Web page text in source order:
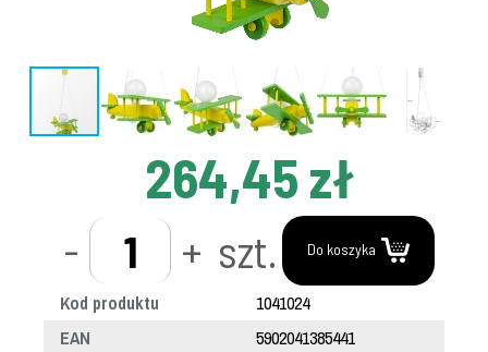
264,45 zł
- + szt. Do koszyka
Kod produktu
1041024
EAN
5902041385441